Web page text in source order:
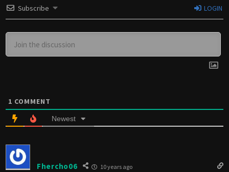
Subscribe LOGIN
1 COMMENT
Newest
Fhercho06 10 years ago